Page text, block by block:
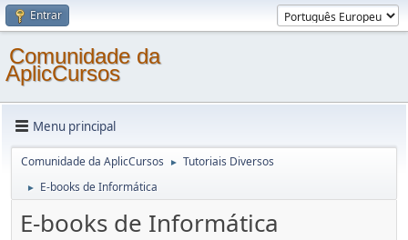
Entrar
Comunidade da
AplicCursos
Menu principal
Comunidade da AplicCursos ► Tutoriais Diversos
► E-books de Informática
E-books de Informática